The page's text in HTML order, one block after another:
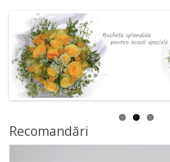
Recomandări